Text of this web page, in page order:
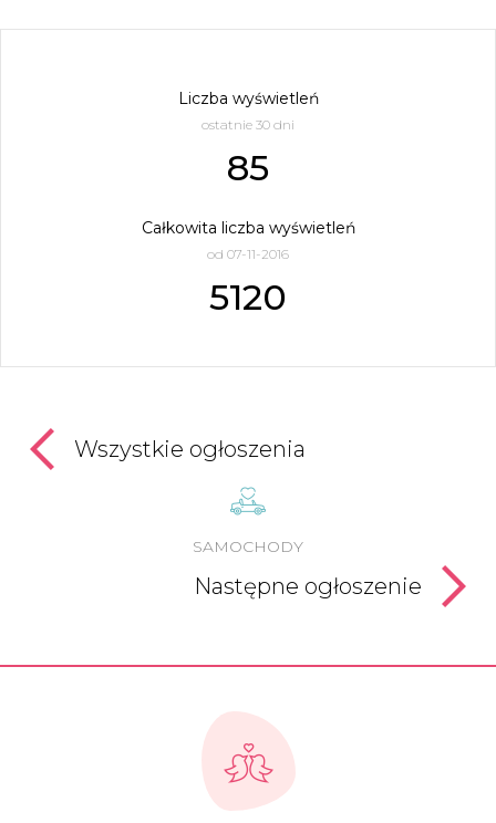
Liczba wyświetleń
ostatnie 30 dni
85
Całkowita liczba wyświetleń
od 07-11-2016
5120
Wszystkie ogłoszenia
SAMOCHODY
Następne ogłoszenie